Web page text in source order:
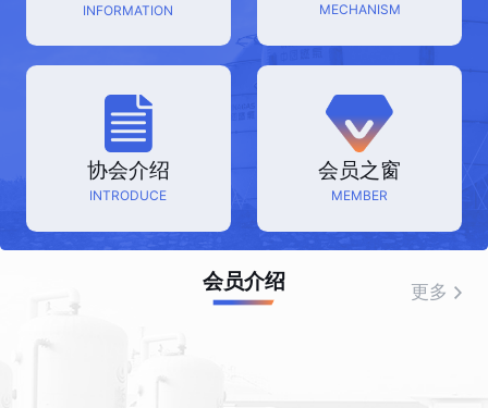
INFORMATION MECHANISM
协会介绍
INTRODUCE
会员之窗
MEMBER
会员介绍 更多